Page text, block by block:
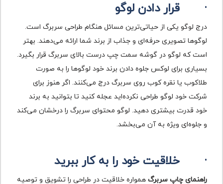
· قرار دادن لوگو
درج لوگو یکی از حیاتی‌ترین مسائل هنگام طراحی سربرگ است.
لوگوها تصویری حرفه‌ای و جذاب از برند شما ارائه می‌دهند. بهتر
است که لوگو در گوشه سمت چپ درست بالای سربرگ قرار بگیرد.
بسیاری برای لوکس جلوه دادن برند خود لوگوها را به صورت
طلاکوب یا نقره کوب روی سربرگ درج می‌کنند. اگر هنوز برای
شرکت خود لوگو طراحی نکرده‌اید عجله کنید تا بتوانید به برند
خود قدرت بیشتری دهید. لوگو محتوای سربرگ را درخشان می‌کند
و جلوه‌ای ویژه به آن‌ می‌بخشد.
· خلاقیت خود را به کار ببرید
راهنمای چاپ سربرگ همواره خلاقیت در طراحی را تشویق و توصیه